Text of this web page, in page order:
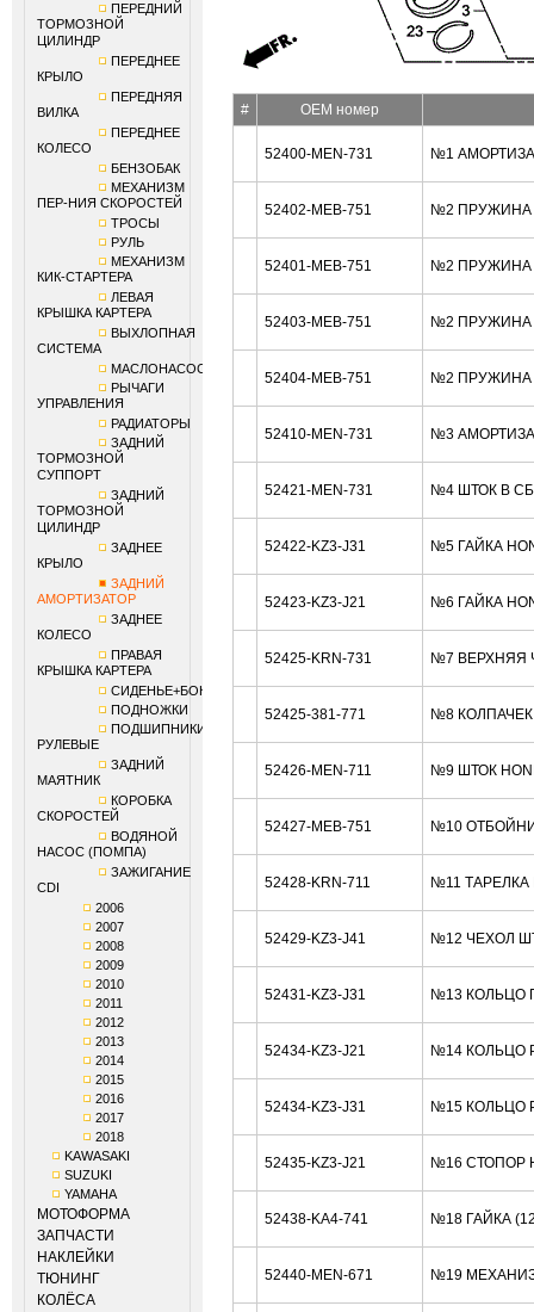
ПЕРЕДНИЙ
ТОРМОЗНОЙ
ЦИЛИНДР
ПЕРЕДНЕЕ
КРЫЛО
ПЕРЕДНЯЯ
ВИЛКА
ПЕРЕДНЕЕ
КОЛЕСО
БЕНЗОБАК
МЕХАНИЗМ
ПЕР-НИЯ СКОРОСТЕЙ
ТРОСЫ
РУЛЬ
МЕХАНИЗМ
КИК-СТАРТЕРА
ЛЕВАЯ
КРЫШКА КАРТЕРА
ВЫХЛОПНАЯ
СИСТЕМА
МАСЛОНАСОС
РЫЧАГИ
УПРАВЛЕНИЯ
РАДИАТОРЫ
ЗАДНИЙ
ТОРМОЗНОЙ
СУППОРТ
ЗАДНИЙ
ТОРМОЗНОЙ
ЦИЛИНДР
ЗАДНЕЕ
КРЫЛО
ЗАДНИЙ
АМОРТИЗАТОР
ЗАДНЕЕ
КОЛЕСО
ПРАВАЯ
КРЫШКА КАРТЕРА
СИДЕНЬЕ+БОКОВИНЫ
ПОДНОЖКИ
ПОДШИПНИКИ
РУЛЕВЫЕ
ЗАДНИЙ
МАЯТНИК
КОРОБКА
СКОРОСТЕЙ
ВОДЯНОЙ
НАСОС (ПОМПА)
ЗАЖИГАНИЕ
CDI
2006
2007
2008
2009
2010
2011
2012
2013
2014
2015
2016
2017
2018
KAWASAKI
SUZUKI
YAMAHA
МОТОФОРМА
ЗАПЧАСТИ
НАКЛЕЙКИ
ТЮНИНГ
КОЛЁСА
# OEM номер
52400-MEN-731 №1
52402-MEB-751 №2 ПРУЖИНА
52401-MEB-751 №2 ПРУЖИНА
52403-MEB-751 №2 ПРУЖИНА
52404-MEB-751 №2 ПРУЖИНА
52410-MEN-731 №3
52421-MEN-731 №4 ШТОК В
52422-KZ3-J31 №5 ГАЙКА
52423-KZ3-J21 №6 ГАЙКА
52425-KRN-731 №7 ВЕРХНЯЯ
52425-381-771 №8 КОЛПАЧЕК
52426-MEN-711 №9 ШТОК
52427-MEB-751 №10
52428-KRN-711 №11 ТАРЕЛКА
52429-KZ3-J41 №12 ЧЕХОЛ
52431-KZ3-J31 №13 КОЛЬЦО
52434-KZ3-J21 №14 КОЛЬЦО
52434-KZ3-J31 №15 КОЛЬЦО
52435-KZ3-J21 №16 СТОПОР
52438-KA4-741 №18 ГАЙКА
52440-MEN-671 №19